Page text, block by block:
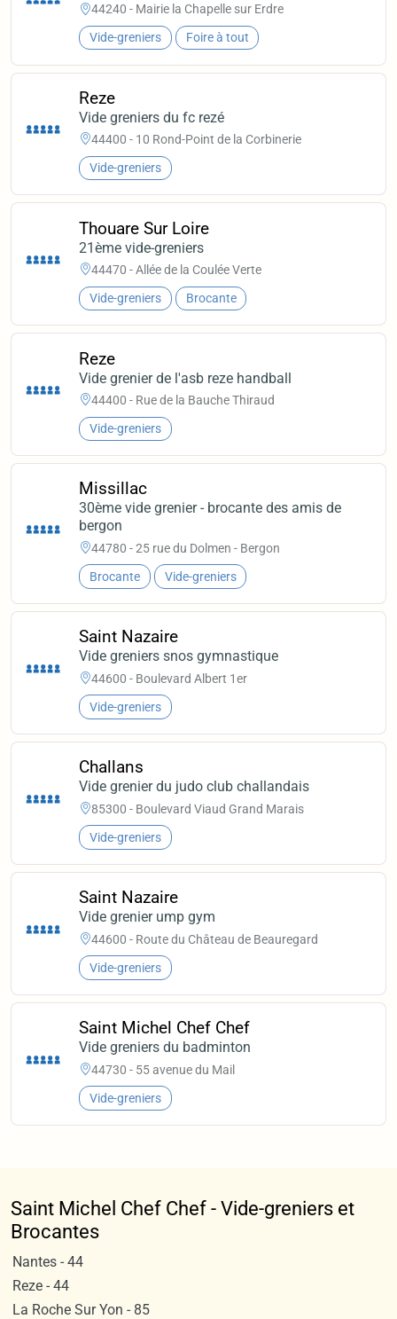
44240 - Mairie la Chapelle sur Erdre
Vide-greniers Foire à tout
Reze
Vide greniers du fc rezé
44400 - 10 Rond-Point de la Corbinerie
Vide-greniers
Thouare Sur Loire
21ème vide-greniers
44470 - Allée de la Coulée Verte
Vide-greniers Brocante
Reze
Vide grenier de l'asb reze handball
44400 - Rue de la Bauche Thiraud
Vide-greniers
Missillac
30ème vide grenier - brocante des amis de
bergon
44780 - 25 rue du Dolmen - Bergon
Brocante Vide-greniers
Saint Nazaire
Vide greniers snos gymnastique
44600 - Boulevard Albert 1er
Vide-greniers
Challans
Vide grenier du judo club challandais
85300 - Boulevard Viaud Grand Marais
Vide-greniers
Saint Nazaire
Vide grenier ump gym
44600 - Route du Château de Beauregard
Vide-greniers
Saint Michel Chef Chef
Vide greniers du badminton
44730 - 55 avenue du Mail
Vide-greniers
Saint Michel Chef Chef - Vide-greniers et
Brocantes
Nantes - 44
Reze - 44
La Roche Sur Yon - 85